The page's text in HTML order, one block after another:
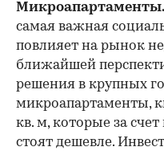
Микроапартаменты.
самая важная
повлияет на рынок
ближайшей
решения в крупных
микроапартаменты,
кв. м, которые за
стоят дешевле.